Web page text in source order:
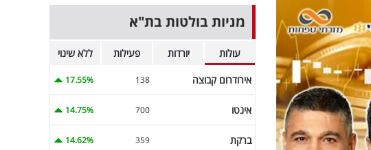
מניות בולטות בת"א
עולות יורדות פעילות ללא שינוי
אירודרום קבוצה 138
17.55%
אינטו 700
14.75%
ברקת 359
14.62%